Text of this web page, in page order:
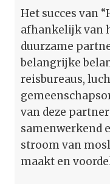
Het succes van
afhankelijk van
duurzame
belangrijke
reisbureaus,
van deze
samenwerkend
stroom van
maakt en